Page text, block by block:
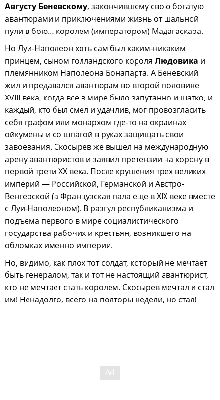
Августу Беневскому, закончившему свою богатую
авантюрами и приключениями жизнь от шальной
пули в бою… королем (императором) Мадагаскара.
Но Луи-Наполеон хоть сам был каким-никаким
принцем, сыном голландского короля Людовика и
племянником Наполеона Бонапарта. А Беневский
жил и предавался авантюрам во второй половине
XVIII века, когда все в мире было запутанно и шатко, и
каждый, кто был смел и удачлив, мог провозгласить
себя графом или монархом где-то на окраинах
ойкумены и со шпагой в руках защищать свои
завоевания. Скосырев же вышел на международную
арену авантюристов и заявил претензии на корону в
первой трети ХХ века. После крушения трех великих
империй — Российской, Германской и Австро-
Венгерской (а Французская пала еще в XIX веке вместе
с Луи-Наполеоном). В разгул республиканизма и
подъема первого в мире социалистического
государства рабочих и крестьян, возникшего на
обломках именно империи.
Но, видимо, как плох тот солдат, который не мечтает
быть генералом, так и тот не настоящий авантюрист,
кто не мечтает стать королем. Скосырев мечтал и стал
им! Ненадолго, всего на полторы недели, но стал!